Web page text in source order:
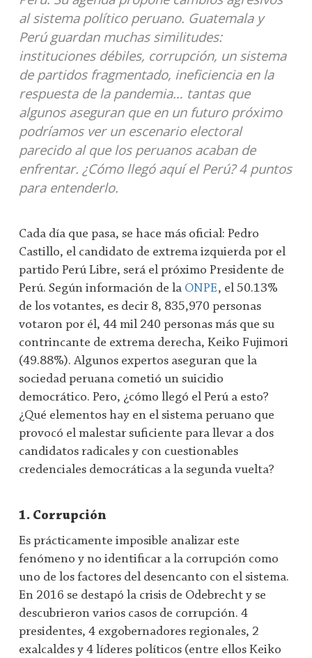
al sistema político peruano. Guatemala y
Perú guardan muchas similitudes:
instituciones débiles, corrupción, un sistema
de partidos fragmentado, ineficiencia en la
respuesta de la pandemia… tantas que
algunos aseguran que en un futuro próximo
podríamos ver un escenario electoral
parecido al que los peruanos acaban de
enfrentar. ¿Cómo llegó aquí el Perú? 4 puntos
para entenderlo.
Cada día que pasa, se hace más oficial: Pedro
Castillo, el candidato de extrema izquierda por el
partido Perú Libre, será el próximo Presidente de
Perú. Según información de la ONPE, el 50.13%
de los votantes, es decir 8, 835,970 personas
votaron por él, 44 mil 240 personas más que su
contrincante de extrema derecha, Keiko Fujimori
(49.88%). Algunos expertos aseguran que la
sociedad peruana cometió un suicidio
democrático. Pero, ¿cómo llegó el Perú a esto?
¿Qué elementos hay en el sistema peruano que
provocó el malestar suficiente para llevar a dos
candidatos radicales y con cuestionables
credenciales democráticas a la segunda vuelta?
1. Corrupción
Es prácticamente imposible analizar este
fenómeno y no identificar a la corrupción como
uno de los factores del desencanto con el sistema.
En 2016 se destapó la crisis de Odebrecht y se
descubrieron varios casos de corrupción. 4
presidentes, 4 exgobernadores regionales, 2
exalcaldes y 4 líderes políticos (entre ellos Keiko